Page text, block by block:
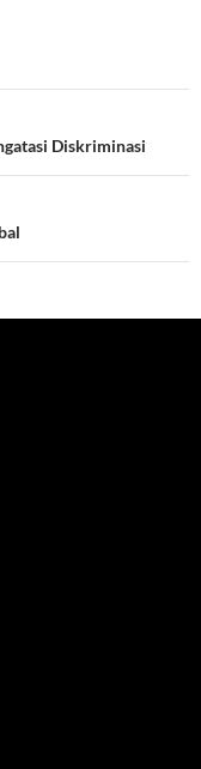
Diskriminasi